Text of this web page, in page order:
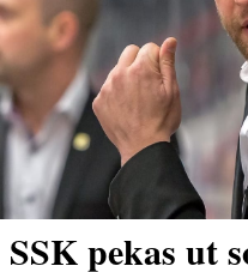
SSK pekas ut